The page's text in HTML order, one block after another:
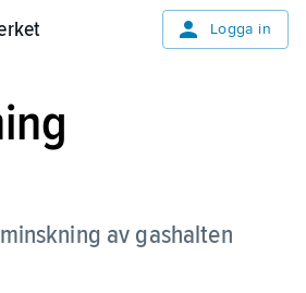
Logga in
minskning av gashalten